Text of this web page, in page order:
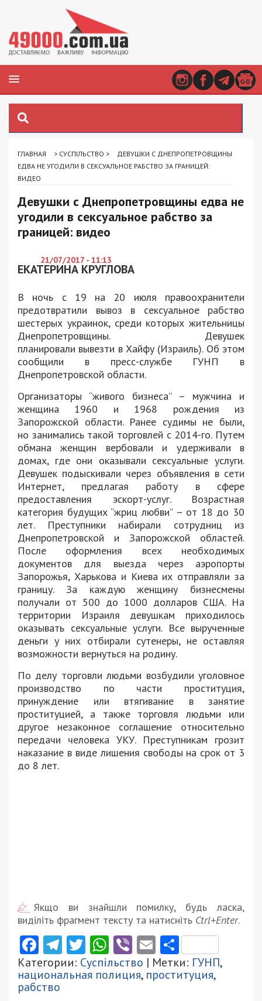
ГЛАВНАЯ > СУСПІЛЬСТВО >
ДЕВУШКИ С ДНЕПРОПЕТРОВЩИНЫ
ЕДВА НЕ УГОДИЛИ В СЕКСУАЛЬНОЕ РАБСТВО ЗА ГРАНИЦЕЙ:
ВИДЕО
Девушки с Днепропетровщины едва не
угодили в сексуальное рабство за
границей: видео
21/07/2017 - 11:13
ЕКАТЕРИНА КРУГЛОВА
В ночь с 19 на 20 июля правоохранители
предотвратили вывоз в сексуальное рабство
шестерых украинок, среди которых жительницы
Днепропетровщины. Девушек
планировали вывезти в Хайфу (Израиль). Об этом
сообщили в пресс-службе ГУНП в
Днепропетровской области.
Организаторы “живого бизнеса” – мужчина и
женщина 1960 и 1968 рождения из
Запорожской области. Ранее судимы не были,
но занимались такой торговлей с 2014-го. Путем
обмана женщин вербовали и удерживали в
домах, где они оказывали сексуальные услуги.
Девушек подыскивали через объявления в сети
Интернет, предлагая работу в сфере
предоставления эскорт-услуг. Возрастная
категория будущих “жриц любви” – от 18 до 30
лет. Преступники набирали сотрудниц из
Днепропетровской и Запорожской областей.
После оформления всех необходимых
документов для выезда через аэропорты
Запорожья, Харькова и Киева их отправляли за
границу. За каждую женщину бизнесмены
получали от 500 до 1000 долларов США. На
территории Израиля девушкам приходилось
оказывать сексуальные услуги. Все вырученные
деньги у них отбирали сутенеры, не оставляя
возможности вернуться на родину.
По делу торговли людьми возбудили уголовное
производство по части проституция,
принуждение или втягивание в занятие
проституцией, а также торговля людьми или
другое незаконное соглашение относительно
передачи человека УКУ. Преступникам грозит
наказание в виде лишения свободы на срок от 3
до 8 лет.
Якщо ви знайшли помилку, будь ласка,
виділіть фрагмент тексту та натисніть Ctrl+Enter.
Facebook
Telegram
Twitter
WhatsApp
ViberEmail
Категории: Суспільство | Метки: ГУНП,
национальная полиция, проституция,
рабство